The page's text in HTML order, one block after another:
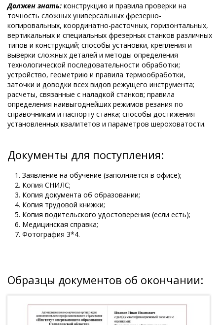
Должен знать: конструкцию и правила проверки на
точность сложных универсальных фрезерно-
копировальных, координатно-расточных, горизонтальных,
вертикальных и специальных фрезерных станков различных
типов и конструкций; способы установки, крепления и
выверки сложных деталей и методы определения
технологической последовательности обработки;
устройство, геометрию и правила термообработки,
заточки и доводки всех видов режущего инструмента;
расчеты, связанные с наладкой станков; правила
определения наивыгоднейших режимов резания по
справочникам и паспорту станка; способы достижения
установленных квалитетов и параметров шероховатости.
Документы для поступления:
Заявление на обучение (заполняется в офисе);
Копия СНИЛС;
Копия документа об образовании;
Копия трудовой книжки;
Копия водительского удостоверения (если есть);
Медицинская справка;
Фотография 3*4.
Образцы документов об окончании: